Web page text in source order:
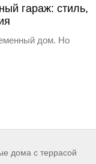
гараж: стиль,
дом. Но
дома с террасой